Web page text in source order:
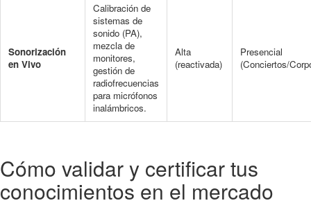
Sonorización
en Vivo
Calibración de
sistemas de
sonido (PA),
mezcla de
monitores,
gestión de
radiofrecuencias
para micrófonos
inalámbricos.
Alta
(reactivada)
Presencial
(Conciertos/
Cómo validar y certificar tus
conocimientos en el mercado